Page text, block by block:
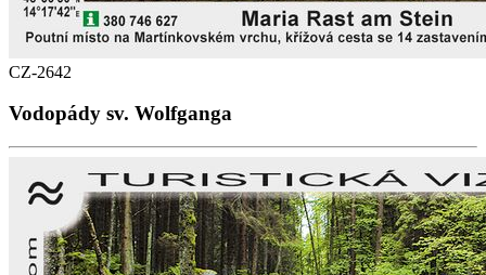
CZ-2642
Vodopády sv. Wolfganga